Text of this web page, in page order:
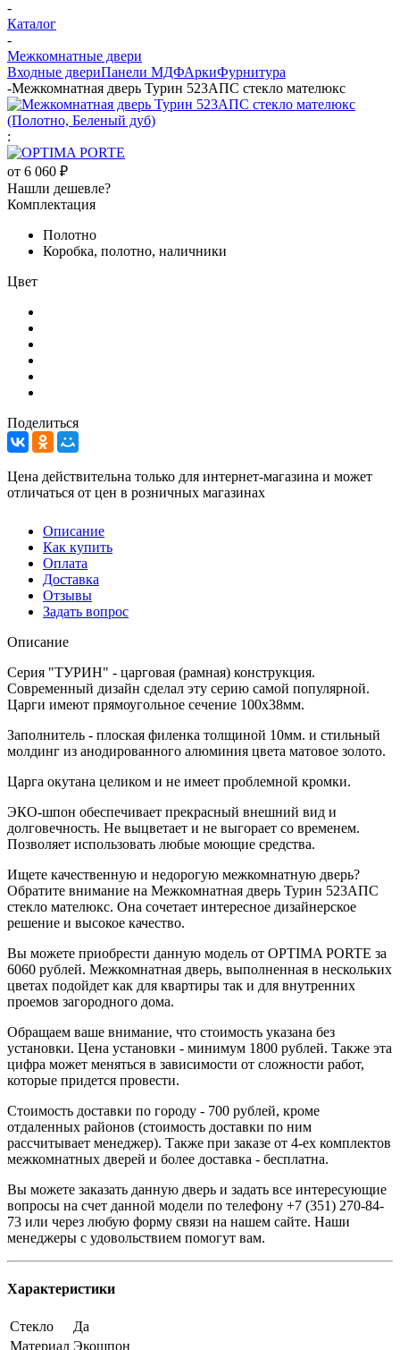
-
Каталог
-
Межкомнатные двери
Входные двериПанели МДФАркиФурнитура
-Межкомнатная дверь Турин 523АПС стекло мателюкс
:
от 6 060 ₽
Нашли дешевле?
Комплектация
Полотно
Коробка, полотно, наличники
Цвет
Поделиться
Цена действительна только для интернет-магазина и может
отличаться от цен в розничных магазинах
Описание
Как купить
Оплата
Доставка
Отзывы
Задать вопрос
Описание
Серия "ТУРИН" - царговая (рамная) конструкция.
Современный дизайн сделал эту серию самой популярной.
Царги имеют прямоугольное сечение 100х38мм.
Заполнитель - плоская филенка толщиной 10мм. и стильный
молдинг из анодированного алюминия цвета матовое золото.
Царга окутана целиком и не имеет проблемной кромки.
ЭКО-шпон обеспечивает прекрасный внешний вид и
долговечность. Не выцветает и не выгорает со временем.
Позволяет использовать любые моющие средства.
Ищете качественную и недорогую межкомнатную дверь?
Обратите внимание на Межкомнатная дверь Турин 523АПС
стекло мателюкс. Она сочетает интересное дизайнерское
решение и высокое качество.
Вы можете приобрести данную модель от OPTIMA PORTE за
6060 рублей. Межкомнатная дверь, выполненная в нескольких
цветах подойдет как для квартиры так и для внутренних
проемов загородного дома.
Обращаем ваше внимание, что стоимость указана без
установки. Цена установки - минимум 1800 рублей. Также эта
цифра может меняться в зависимости от сложности работ,
которые придется провести.
Стоимость доставки по городу - 700 рублей, кроме
отдаленных районов (стоимость доставки по ним
рассчитывает менеджер). Также при заказе от 4-ех комплектов
межкомнатных дверей и более доставка - бесплатна.
Вы можете заказать данную дверь и задать все интересующие
вопросы на счет данной модели по телефону +7 (351) 270-84-
73 или через любую форму связи на нашем сайте. Наши
менеджеры с удовольствием помогут вам.
Характеристики
Стекло
Да
Материал Экошпон